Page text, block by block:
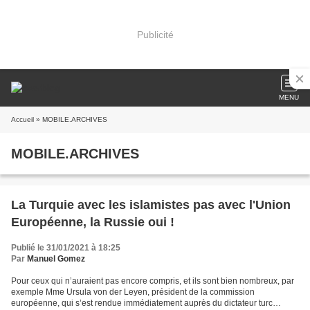
Publicité
MENU
Accueil » MOBILE.ARCHIVES
MOBILE.ARCHIVES
La Turquie avec les islamistes pas avec l'Union
Européenne, la Russie oui !
Publié le 31/01/2021 à 18:25
Par Manuel Gomez
Pour ceux qui n’auraient pas encore compris, et ils sont bien nombreux, par
exemple Mme Ursula von der Leyen, président de la commission
européenne, qui s’est rendue immédiatement auprès du dictateur turc